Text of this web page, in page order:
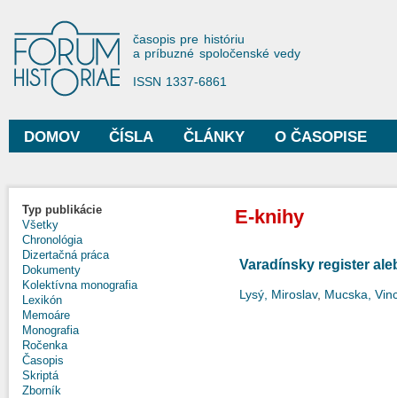
Forum Historiae
časopis pre históriu
a príbuzné spoločenské vedy
ISSN 1337-6861
Hlavné menu
DOMOV ČÍSLA ČLÁNKY O ČASOPISE
Typ publikácie
Všetky
Chronológia
Dizertačná práca
Dokumenty
Kolektívna monografia
Lexikón
Memoáre
Monografia
Ročenka
Časopis
Skriptá
Zborník
E-knihy
Varadínsky register
Lysý, Miroslav, Mucska,